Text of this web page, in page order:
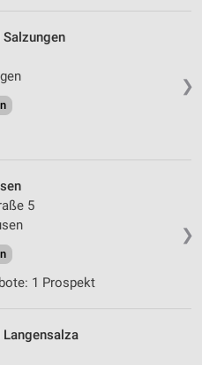
❯
Salzungen
❯
5
1 Prospekt
Langensalza